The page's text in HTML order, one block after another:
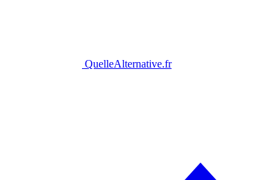
QuelleAlternative.fr